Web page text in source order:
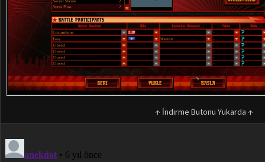
↑ İndirme Butonu Yukarda ↑